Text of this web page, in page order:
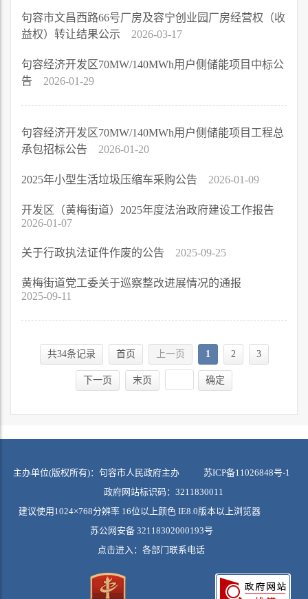
句容市文昌西路66号厂房及容宁创业园厂房经营权（收
益权）转让结果公示
2026-03-17
句容经济开发区70MW/140MWh用户侧储能项目中标公
告
2026-01-29
句容经济开发区70MW/140MWh用户侧储能项目工程总
承包招标公告
2026-01-20
2025年小型生活垃圾压缩车采购公告 2026-01-09
开发区（黄梅街道）2025年度法治政府建设工作报告
2026-01-07
关于行政执法证件作废的公告 2025-09-25
黄梅街道党工委关于巡察整改进展情况的通报
2025-09-11
共34条记录 首页 上一页 1 2 3
下一页 末页 确定
主办单位(版权所有)：句容市人民政府主办 苏ICP备11026848号-1
政府网站标识码：3211830011
建议使用1024×768分辨率 16位以上颜色 IE8.0版本以上浏览器
苏公网安备 32118302000193号
点击进入： 各部门联系电话